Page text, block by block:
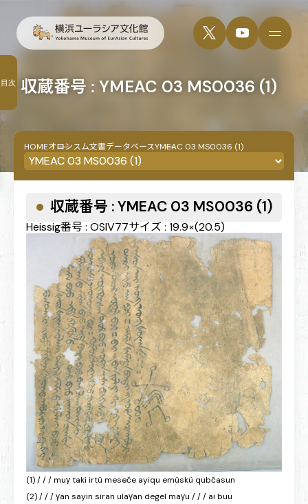
収蔵番号 : YMEAC 03 MS0036 (1)
HOMEオロンスム文書データベースYMEAC 03 MS0036 (1)
収蔵番号 : YMEAC 03 MS0036 (1)
Heissig番号 : OSIV77サイズ : 19.9×(20.5)
(1) / / / muγ taki irtü meseče ayiqu emüskü qubčasun
(2) / / / γan sayin siran ulaγan degel maγu / / / ai buu
目次